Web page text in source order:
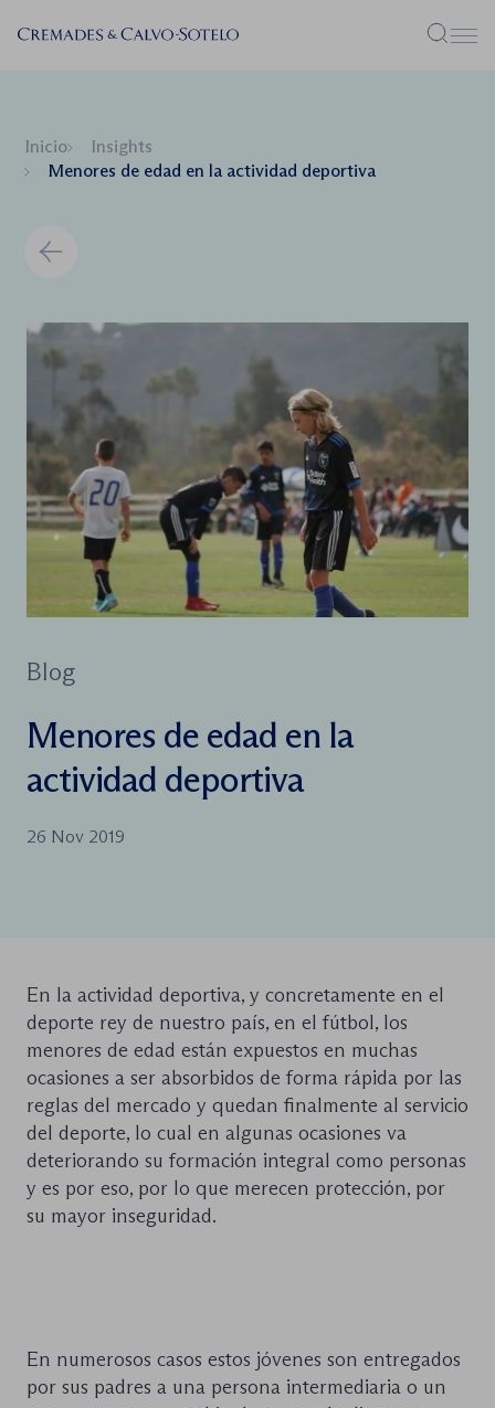
Menú
Inicio
Insights
Menores de edad en la actividad deportiva
Blog
Menores de edad en la
actividad deportiva
26 Nov 2019
En la actividad deportiva, y concretamente en el
deporte rey de nuestro país, en el fútbol, los
menores de edad están expuestos en muchas
ocasiones a ser absorbidos de forma rápida por las
reglas del mercado y quedan finalmente al servicio
del deporte, lo cual en algunas ocasiones va
deteriorando su formación integral como personas
y es por eso, por lo que merecen protección, por
su mayor inseguridad.
En numerosos casos estos jóvenes son entregados
por sus padres a una persona intermediaria o un